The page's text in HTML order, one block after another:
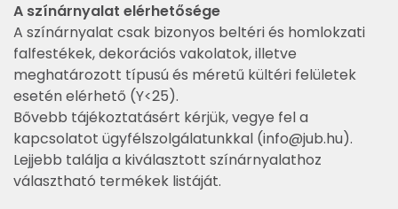
A színárnyalat elérhetősége
A színárnyalat csak bizonyos beltéri és homlokzati
falfestékek, dekorációs vakolatok, illetve
meghatározott típusú és méretű kültéri felületek
esetén elérhető (Y<25).
Bővebb tájékoztatásért kérjük, vegye fel a
kapcsolatot ügyfélszolgálatunkkal (info@jub.hu).
Lejjebb találja a kiválasztott színárnyalathoz
választható termékek listáját.